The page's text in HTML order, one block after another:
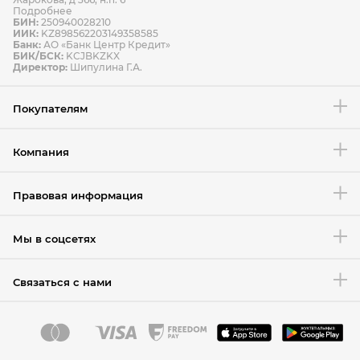
Условия возврата товара
Подробнее
БИН: 250940028210
ИИК: KZ898562203149358585
Банк: АО «Банк Центр Кредит»
БИК/БСК: KCJBKZKX
Директор: Шипулина Г.А.
Покупателям
Компания
Правовая информация
Мы в соцсетях
Связаться с нами